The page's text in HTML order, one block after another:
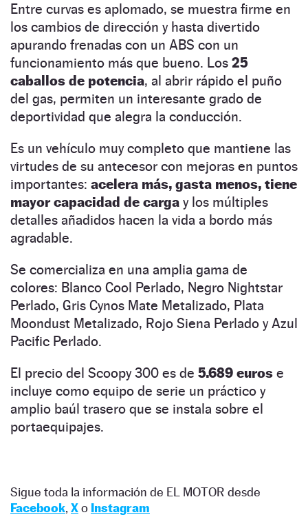
Entre curvas es aplomado, se muestra firme en
los cambios de dirección y hasta divertido
apurando frenadas con un ABS con un
funcionamiento más que bueno. Los 25
caballos de potencia, al abrir rápido el puño
del gas, permiten un interesante grado de
deportividad que alegra la conducción.
Es un vehículo muy completo que mantiene las
virtudes de su antecesor con mejoras en puntos
importantes: acelera más, gasta menos, tiene
mayor capacidad de carga y los múltiples
detalles añadidos hacen la vida a bordo más
agradable.
Se comercializa en una amplia gama de
colores: Blanco Cool Perlado, Negro Nightstar
Perlado, Gris Cynos Mate Metalizado, Plata
Moondust Metalizado, Rojo Siena Perlado y Azul
Pacific Perlado.
El precio del Scoopy 300 es de 5.689 euros e
incluye como equipo de serie un práctico y
amplio baúl trasero que se instala sobre el
portaequipajes.
Sigue toda la información de EL MOTOR desde
Facebook, Xo Instagram